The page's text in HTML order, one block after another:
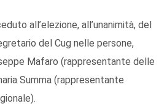
all’elezione, all’unanimità, del
del Cug nelle persone,
Mafaro (rappresentante delle
Summa (rappresentante